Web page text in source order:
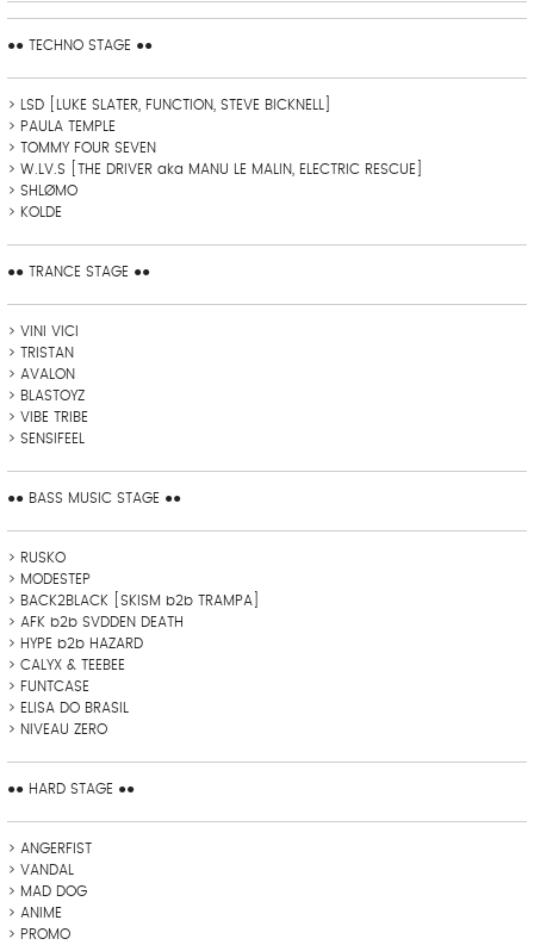
●● TECHNO STAGE ●●
> LSD [LUKE SLATER, FUNCTION, STEVE BICKNELL]
> PAULA TEMPLE
> TOMMY FOUR SEVEN
> W.LV.S [THE DRIVER aka MANU LE MALIN, ELECTRIC RESCUE]
> SHLØMO
> KOLDE
●● TRANCE STAGE ●●
> VINI VICI
> TRISTAN
> AVALON
> BLASTOYZ
> VIBE TRIBE
> SENSIFEEL
●● BASS MUSIC STAGE ●●
> RUSKO
> MODESTEP
> BACK2BLACK [SKISM b2b TRAMPA]
> AFK b2b SVDDEN DEATH
> HYPE b2b HAZARD
> CALYX & TEEBEE
> FUNTCASE
> ELISA DO BRASIL
> NIVEAU ZERO
●● HARD STAGE ●●
> ANGERFIST
> VANDAL
> MAD DOG
> ANIME
> PROMO